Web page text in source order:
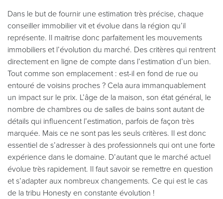
Dans le but de fournir une estimation très précise, chaque
conseiller immobilier vit et évolue dans la région qu’il
représente. Il maitrise donc parfaitement les mouvements
immobiliers et l’évolution du marché. Des critères qui rentrent
directement en ligne de compte dans l’estimation d’un bien.
Tout comme son emplacement : est-il en fond de rue ou
entouré de voisins proches ? Cela aura immanquablement
un impact sur le prix. L’âge de la maison, son état général, le
nombre de chambres ou de salles de bains sont autant de
détails qui influencent l’estimation, parfois de façon très
marquée. Mais ce ne sont pas les seuls critères. Il est donc
essentiel de s’adresser à des professionnels qui ont une forte
expérience dans le domaine. D’autant que le marché actuel
évolue très rapidement. Il faut savoir se remettre en question
et s’adapter aux nombreux changements. Ce qui est le cas
de la tribu Honesty en constante évolution !